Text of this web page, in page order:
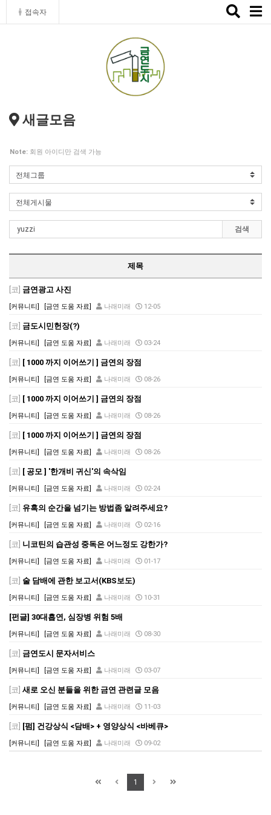
접속자
Toggle
새글모음
Note: 회원 아이디만 검색 가능
검색
제목
[코] 금연광고 사진
[커뮤니티] [금연 도움 자료] 나래미래 12-05
[코] 금도시민헌장(?)
[커뮤니티] [금연 도움 자료] 나래미래 03-24
[코] [ 1000 까지 이어쓰기 ] 금연의 장점
[커뮤니티] [금연 도움 자료] 나래미래 08-26
[코] [ 1000 까지 이어쓰기 ] 금연의 장점
[커뮤니티] [금연 도움 자료] 나래미래 08-26
[코] [ 1000 까지 이어쓰기 ] 금연의 장점
[커뮤니티] [금연 도움 자료] 나래미래 08-26
[코] [ 공모 ] '한개비 귀신'의 속삭임
[커뮤니티] [금연 도움 자료] 나래미래 02-24
[코] 유혹의 순간을 넘기는 방법좀 알려주세요?
[커뮤니티] [금연 도움 자료] 나래미래 02-16
[코] 니코틴의 습관성 중독은 어느정도 강한가?
[커뮤니티] [금연 도움 자료] 나래미래 01-17
[코] 술 담배에 관한 보고서(KBS보도)
[커뮤니티] [금연 도움 자료] 나래미래 10-31
[펀글] 30대흡연, 심장병 위험 5배
[커뮤니티] [금연 도움 자료] 나래미래 08-30
[코] 금연도시 문자서비스
[커뮤니티] [금연 도움 자료] 나래미래 03-07
[코] 새로 오신 분들을 위한 금연 관련글 모음
[커뮤니티] [금연 도움 자료] 나래미래 11-03
[코] [펌] 건강상식 <담배> + 영양상식 <바베큐>
[커뮤니티] [금연 도움 자료] 나래미래 09-02
1